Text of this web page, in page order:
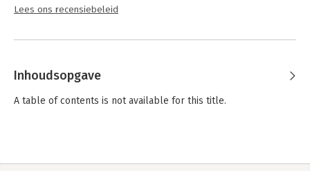
Lees ons recensiebeleid
Inhoudsopgave
A table of contents is not available for this title.